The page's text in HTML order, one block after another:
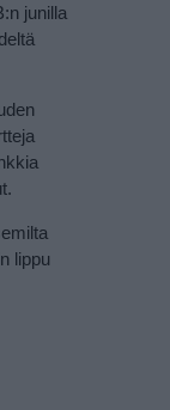
junilla
lippu